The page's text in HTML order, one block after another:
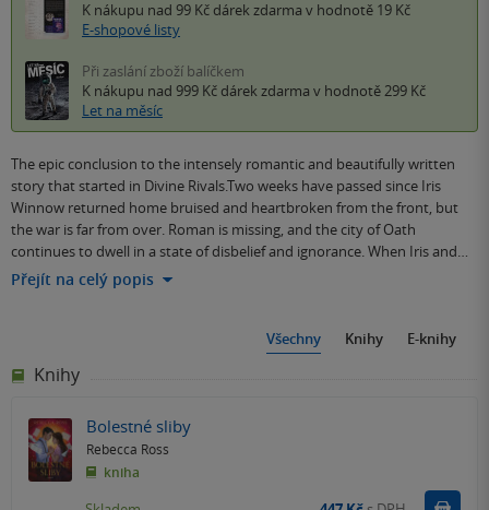
K nákupu nad 99 Kč dárek zdarma v hodnotě 19 Kč
E-shopové listy
Při zaslání zboží balíčkem
K nákupu nad 999 Kč dárek zdarma v hodnotě 299 Kč
Let na měsíc
The epic conclusion to the intensely romantic and beautifully written
story that started in Divine Rivals.Two weeks have passed since Iris
Winnow returned home bruised and heartbroken from the front, but
the war is far from over. Roman is missing, and the city of Oath
continues to dwell in a state of disbelief and ignorance. When Iris and…
Přejít na celý popis
Všechny Knihy E-knihy
Knihy
Bolestné sliby
Rebecca Ross
kniha